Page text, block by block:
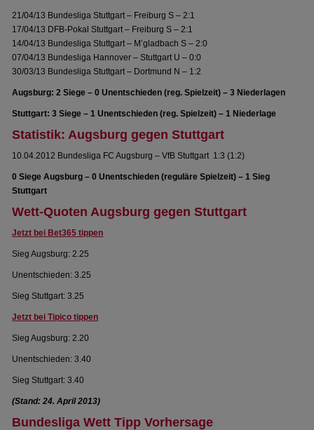
21/04/13 Bundesliga Stuttgart – Freiburg S – 2:1
17/04/13 DFB-Pokal Stuttgart – Freiburg S – 2:1
14/04/13 Bundesliga Stuttgart – M’gladbach S – 2:0
07/04/13 Bundesliga Hannover – Stuttgart U – 0:0
30/03/13 Bundesliga Stuttgart – Dortmund N – 1:2
Augsburg: 2 Siege – 0 Unentschieden (reg. Spielzeit) – 3 Niederlagen
Stuttgart: 3 Siege – 1 Unentschieden (reg. Spielzeit) – 1 Niederlage
Statistik: Augsburg gegen Stuttgart
10.04.2012 Bundesliga FC Augsburg – VfB Stuttgart 1:3 (1:2)
0 Siege Augsburg – 0 Unentschieden (reguläre Spielzeit) – 1 Sieg
Stuttgart
Wett-Quoten Augsburg gegen Stuttgart
Jetzt bei Bet365 tippen
Sieg Augsburg: 2.25
Unentschieden: 3.25
Sieg Stuttgart: 3.25
Jetzt bei Tipico tippen
Sieg Augsburg: 2.20
Unentschieden: 3.40
Sieg Stuttgart: 3.40
(Stand: 24. April 2013)
Bundesliga Wett Tipp Vorhersage